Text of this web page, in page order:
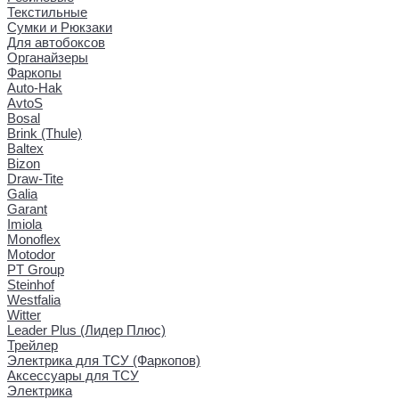
Текстильные
Сумки и Рюкзаки
Для автобоксов
Органайзеры
Фаркопы
Auto-Hak
AvtoS
Bosal
Brink (Thule)
Baltex
Bizon
Draw-Tite
Galia
Garant
Imiola
Monoflex
Motodor
PT Group
Steinhof
Westfalia
Witter
Leader Plus (Лидер Плюс)
Трейлер
Электрика для ТСУ (Фаркопов)
Аксессуары для ТСУ
Электрика